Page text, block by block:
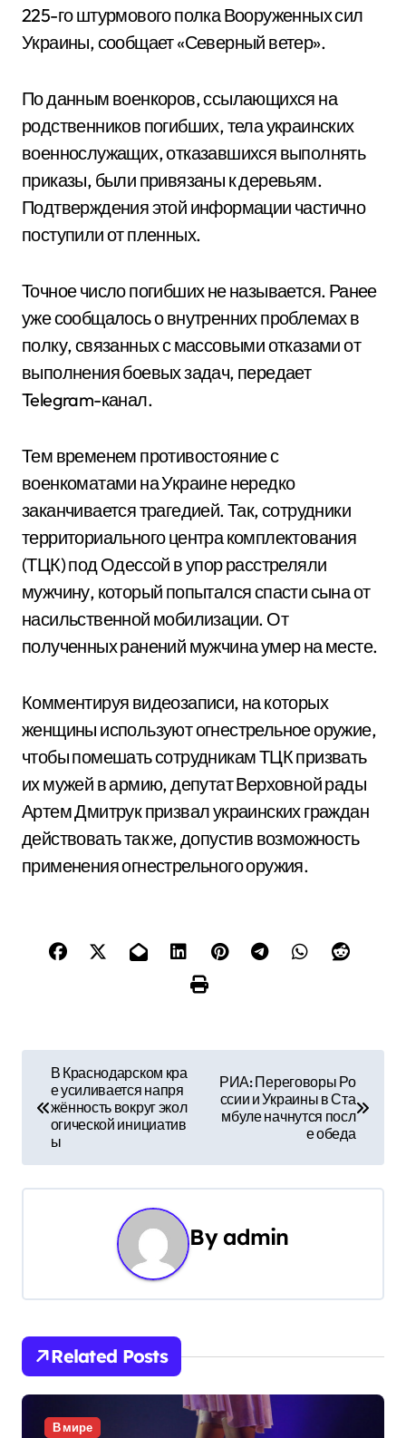
225-го штурмового полка Вооруженных сил
Украины, сообщает «Северный ветер».
По данным военкоров, ссылающихся на
родственников погибших, тела украинских
военнослужащих, отказавшихся выполнять
приказы, были привязаны к деревьям.
Подтверждения этой информации частично
поступили от пленных.
Точное число погибших не называется. Ранее
уже сообщалось о внутренних проблемах в
полку, связанных с массовыми отказами от
выполнения боевых задач, передает
Telegram-канал.
Тем временем противостояние с
военкоматами на Украине нередко
заканчивается трагедией. Так, сотрудники
территориального центра комплектования
(ТЦК) под Одессой в упор расстреляли
мужчину, который попытался спасти сына от
насильственной мобилизации. От
полученных ранений мужчина умер на месте.
Комментируя видеозаписи, на которых
женщины используют огнестрельное оружие,
чтобы помешать сотрудникам ТЦК призвать
их мужей в армию, депутат Верховной рады
Артем Дмитрук призвал украинских граждан
действовать так же, допустив возможность
применения огнестрельного оружия.
и
ц
и
я
п
В Краснодарском кра
е усиливается напря
жённость вокруг экол
огической инициатив
ы
РИА: Переговоры Ро
ссии и Украины в Ста
мбуле начнутся посл
е обеда
Byadmin
Related Posts
В мире